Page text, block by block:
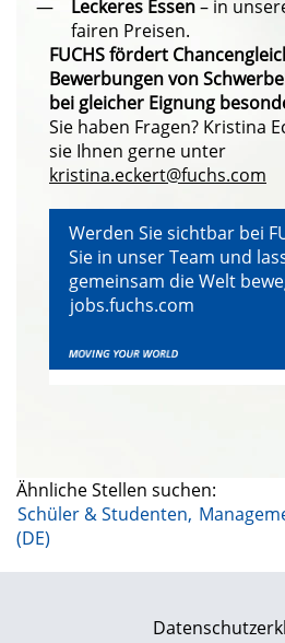
Leckeres Essen– in
fairen Preisen.
FUCHS fördert
Bewerbungen von
bei gleicher Eignung
Sie haben Fragen? Kristina
sie Ihnen gerne unter
kristina.eckert@fuchs.com
Werden Sie sichtbar bei
Sie in unser Team und
gemeinsam die Welt
jobs.fuchs.com
Ähnliche Stellen suchen:
Schüler & Studenten,
(DE)